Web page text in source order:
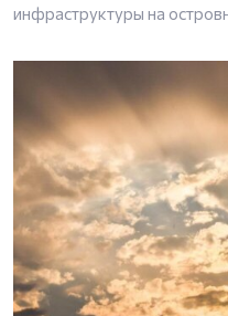
инфраструктуры на